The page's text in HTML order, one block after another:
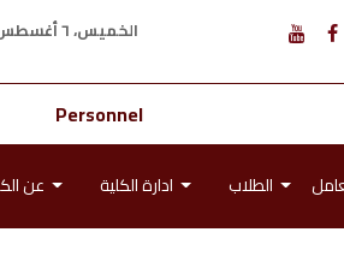
الخميس، ٦ أغسطس ٢٠٢٦ م
Personnel